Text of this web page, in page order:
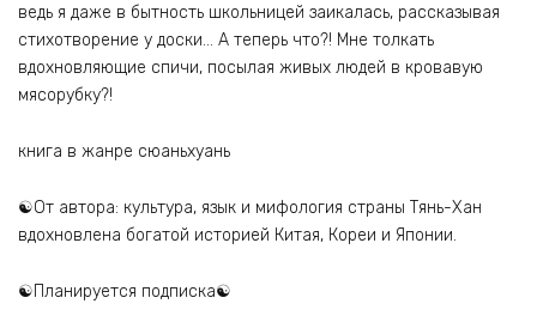
ведь я даже в бытность школьницей заикалась, рассказывая
стихотворение у доски… А теперь что?! Мне толкать
вдохновляющие спичи, посылая живых людей в кровавую
мясорубку?!
книга в жанре сюаньхуань
☯️От автора: культура, язык и мифология страны Тянь-Хан
вдохновлена богатой историей Китая, Кореи и Японии.
☯️Планируется подписка☯️